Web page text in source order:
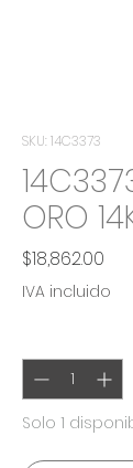
SKU: 14C3373
ORO
$18,862.00
IVA incluido
Solo 1